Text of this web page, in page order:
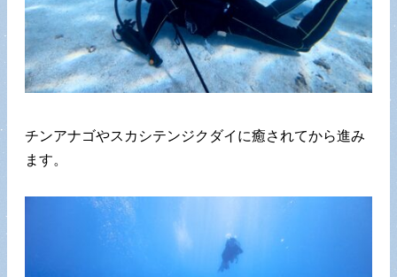
チンアナゴやスカシテンジクダイに癒されてから進み
ます。